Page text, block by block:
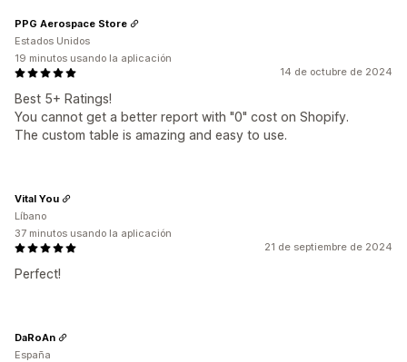
14 de octubre de 2024
Best 5+ Ratings!
You cannot get a better report with "0" cost on Shopify.
The custom table is amazing and easy to use.
PPG Aerospace Store
Estados Unidos
19 minutos usando la aplicación
21 de septiembre de 2024
Perfect!
Vital You
Líbano
37 minutos usando la aplicación
DaRoAn
España